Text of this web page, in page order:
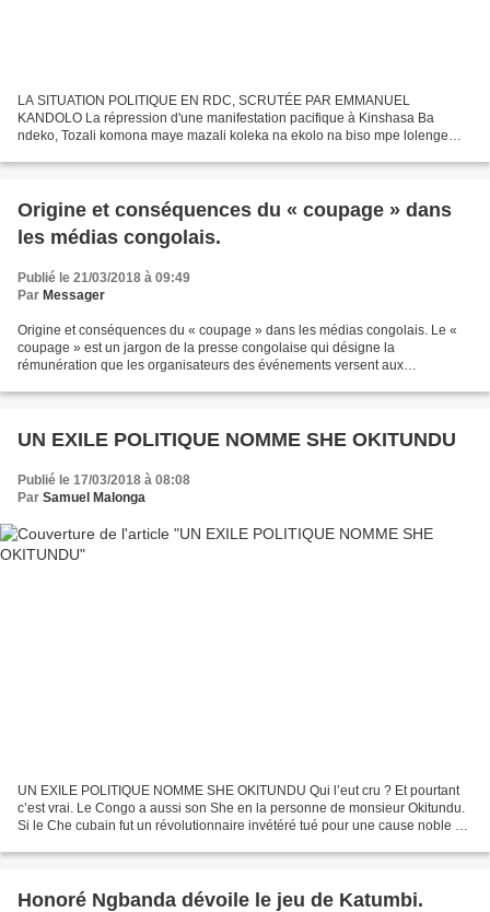
LA SITUATION POLITIQUE EN RDC, SCRUTÉE PAR EMMANUEL
KANDOLO La répression d'une manifestation pacifique à Kinshasa Ba
ndeko, Tozali komona maye mazali koleka na ekolo na biso mpe lolenge
Origine et conséquences du « coupage » dans
les médias congolais.
Publié le 21/03/2018 à 09:49
Par Messager
Origine et conséquences du « coupage » dans les médias congolais. Le «
coupage » est un jargon de la presse congolaise qui désigne la
rémunération que les organisateurs des événements versent aux
UN EXILE POLITIQUE NOMME SHE OKITUNDU
Publié le 17/03/2018 à 08:08
Par Samuel Malonga
UN EXILE POLITIQUE NOMME SHE OKITUNDU Qui l’eut cru ? Et pourtant
c’est vrai. Le Congo a aussi son She en la personne de monsieur Okitundu.
Si le Che cubain fut un révolutionnaire invétéré tué pour une cause noble à
Honoré Ngbanda dévoile le jeu de Katumbi.